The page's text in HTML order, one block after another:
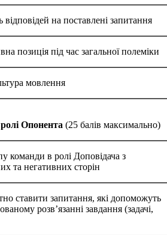
на поставлені запитання
позиція під час загальної полеміки
мовлення
Опонента (25 балів максимально)
команди в ролі Доповідача з
та негативних сторін
ставити запитання, які допоможуть
розв’язанні завдання (задачі,